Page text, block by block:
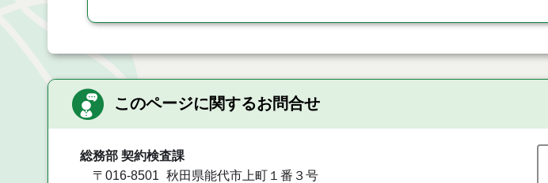
このページに関するお問合せ
総務部 契約検査課
〒016-8501
秋田県能代市上町１番３号